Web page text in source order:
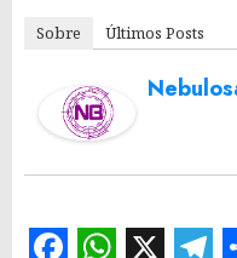
Sobre Últimos Posts